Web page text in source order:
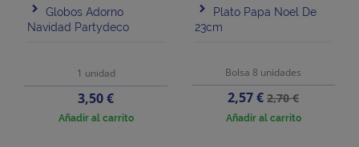
Globos Adorno
Navidad Partydeco
1 unidad
Precio
3,50 €
Añadir al carrito
Plato Papa Noel De
23cm
Bolsa 8 unidades
Precio
2,57 €Precio
base
2,70 €
Añadir al carrito